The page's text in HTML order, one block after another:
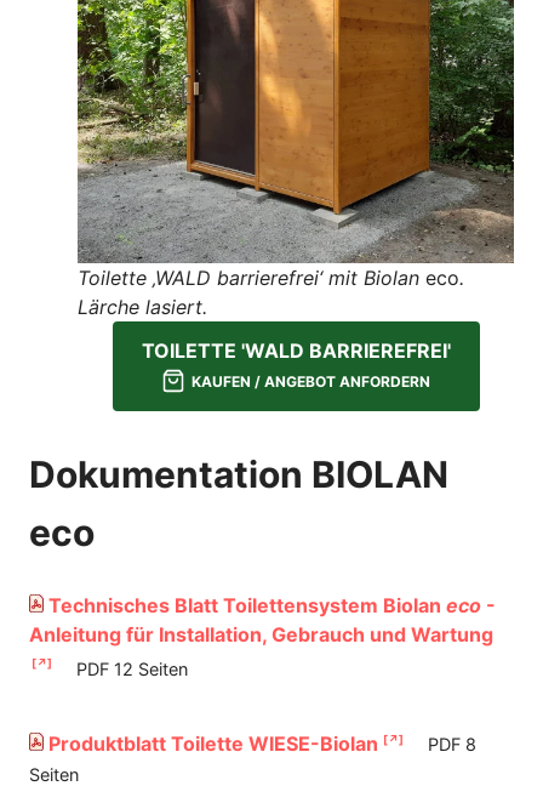
Toilette ‚WALD barrierefrei‘ mit Biolan eco.
Lärche lasiert.
TOILETTE 'WALD BARRIEREFREI'
KAUFEN / ANGEBOT ANFORDERN
Dokumentation BIOLAN
eco
Technisches Blatt Toilettensystem Biolan eco -
Anleitung für Installation, Gebrauch und Wartung
PDF 12 Seiten
Produktblatt Toilette WIESE-Biolan
PDF 8
Seiten